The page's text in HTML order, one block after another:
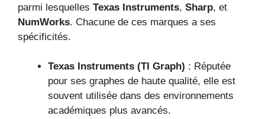
parmi lesquelles Texas Instruments, Sharp, et
NumWorks. Chacune de ces marques a ses
spécificités.
Texas Instruments (TI Graph) : Réputée
pour ses graphes de haute qualité, elle est
souvent utilisée dans des environnements
académiques plus avancés.